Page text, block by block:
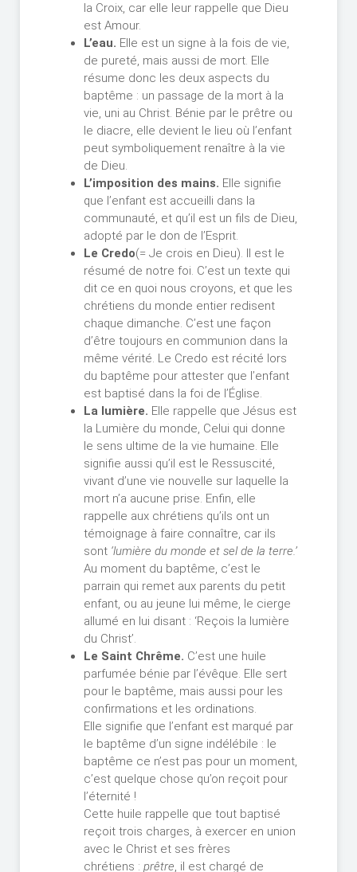
la Croix, car elle leur rappelle que Dieu
est Amour.
L’eau. Elle est un signe à la fois de vie,
de pureté, mais aussi de mort. Elle
résume donc les deux aspects du
baptême : un passage de la mort à la
vie, uni au Christ. Bénie par le prêtre ou
le diacre, elle devient le lieu où l’enfant
peut symboliquement renaître à la vie
de Dieu.
L’imposition des mains. Elle signifie
que l’enfant est accueilli dans la
communauté, et qu’il est un fils de Dieu,
adopté par le don de l’Esprit.
Le Credo(= Je crois en Dieu). Il est le
résumé de notre foi. C’est un texte qui
dit ce en quoi nous croyons, et que les
chrétiens du monde entier redisent
chaque dimanche. C’est une façon
d’être toujours en communion dans la
même vérité. Le Credo est récité lors
du baptême pour attester que l’enfant
est baptisé dans la foi de l’Église.
La lumière. Elle rappelle que Jésus est
la Lumière du monde, Celui qui donne
le sens ultime de la vie humaine. Elle
signifie aussi qu’il est le Ressuscité,
vivant d’une vie nouvelle sur laquelle la
mort n’a aucune prise. Enfin, elle
rappelle aux chrétiens qu’ils ont un
témoignage à faire connaître, car ils
sont ‘lumière du monde et sel de la terre.’
Au moment du baptême, c’est le
parrain qui remet aux parents du petit
enfant, ou au jeune lui même, le cierge
allumé en lui disant : ‘Reçois la lumière
du Christ’.
Le Saint Chrême. C’est une huile
parfumée bénie par l’évêque. Elle sert
pour le baptême, mais aussi pour les
confirmations et les ordinations.
Elle signifie que l’enfant est marqué par
le baptême d’un signe indélébile : le
baptême ce n’est pas pour un moment,
c’est quelque chose qu’on reçoit pour
l’éternité !
Cette huile rappelle que tout baptisé
reçoit trois charges, à exercer en union
avec le Christ et ses frères
chrétiens : prêtre, il est chargé de